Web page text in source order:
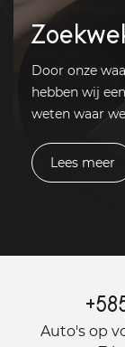
Door onze
hebben wij
weten waar
Lees meer
+
Auto's op